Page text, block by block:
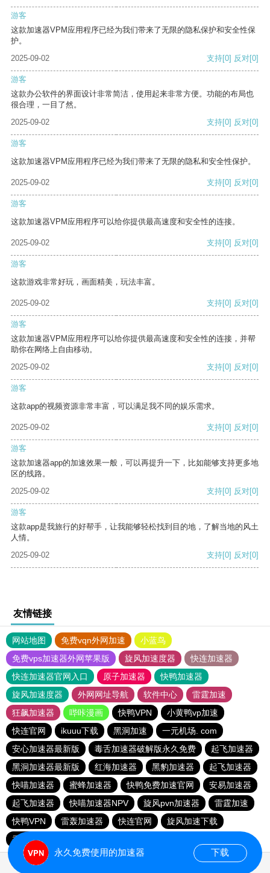
游客
这款加速器VPM应用程序已经为我们带来了无限的隐私保护和安全性保
护。
2025-09-02
支持[0] 反对[0]
游客
这款办公软件的界面设计非常简洁，使用起来非常方便。功能的布局也
很合理，一目了然。
2025-09-02
支持[0] 反对[0]
游客
这款加速器VPM应用程序已经为我们带来了无限的隐私和安全性保护。
2025-09-02 支持[0] 反对[0]
游客
这款加速器VPM应用程序可以给你提供最高速度和安全性的连接。
2025-09-02 支持[0] 反对[0]
游客
这款游戏非常好玩，画面精美，玩法丰富。
2025-09-02 支持[0] 反对[0]
游客
这款加速器VPM应用程序可以给你提供最高速度和安全性的连接，并帮
助你在网络上自由移动。
2025-09-02
支持[0] 反对[0]
游客
这款app的视频资源非常丰富，可以满足我不同的娱乐需求。
2025-09-02 支持[0] 反对[0]
游客
这款加速器app的加速效果一般，可以再提升一下，比如能够支持更多地
区的线路。
2025-09-02
支持[0] 反对[0]
游客
这款app是我旅行的好帮手，让我能够轻松找到目的地，了解当地的风土
人情。
2025-09-02
支持[0] 反对[0]
友情链接
网站地图 免费vqn外网加速
小蓝鸟
免费vps加速器外网苹果版
旋风加速度器
快连加速器
快连加速器官网入口
原子加速器
快鸭加速器
旋风加速度器
外网网址导航 软件中心
雷霆加速
狂飙加速器
哔咔漫画 快鸭VPN
小黄鸭vp加速
快连官网
ikuuu下载 黑洞加速
一元机场. com
安心加速器最新版
毒舌加速器破解版永久免费
起飞加速器
黑洞加速器最新版
红海加速器 黑豹加速器
起飞加速器
快喵加速器
蜜蜂加速器 快鸭免费加速官网
安易加速器
起飞加速器
快喵加速器NPV 旋风pvn加速器
雷霆加速
快鸭VPN
雷轰加速器 快连官网
旋风加速下载
香蕉加速器vp官网
永久免费使用的加速器 下载